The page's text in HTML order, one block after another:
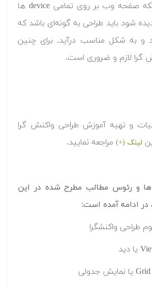
می‌شوند. برای اینکه صفحه وب بر روی تمامی device ها
شود باید طراحی به گونه‌ای باشد که
و به شکل مناسب درآید. برای چنین
گرا لازم و ضروری است.
و تهیه آموزش طراحی واکنش گرا
لینک (+) مراجعه نمایید.
و رئوس مطالب مطرح شده در این
ادامه آمده است:
طراحی واکنشگرا